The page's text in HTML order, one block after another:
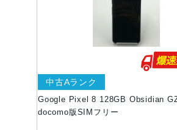
Google Pixel 8 128GB Obsidian
docomo版SIMフリー
中古Aランク